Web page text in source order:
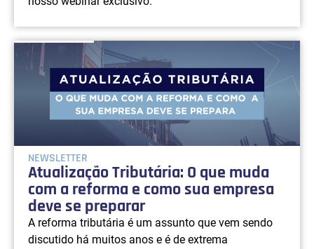
NEWSLETTER
Atualização Tributária: O que muda
com a reforma e como sua empresa
deve se preparar
A reforma tributária é um assunto que vem sendo
discutido há muitos anos e é de extrema